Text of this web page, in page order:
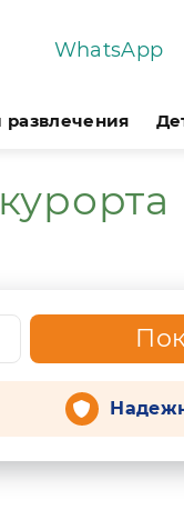
WhatsApp
развлечения